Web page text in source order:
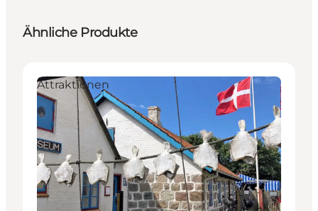
Ähnliche Produkte
Attraktionen